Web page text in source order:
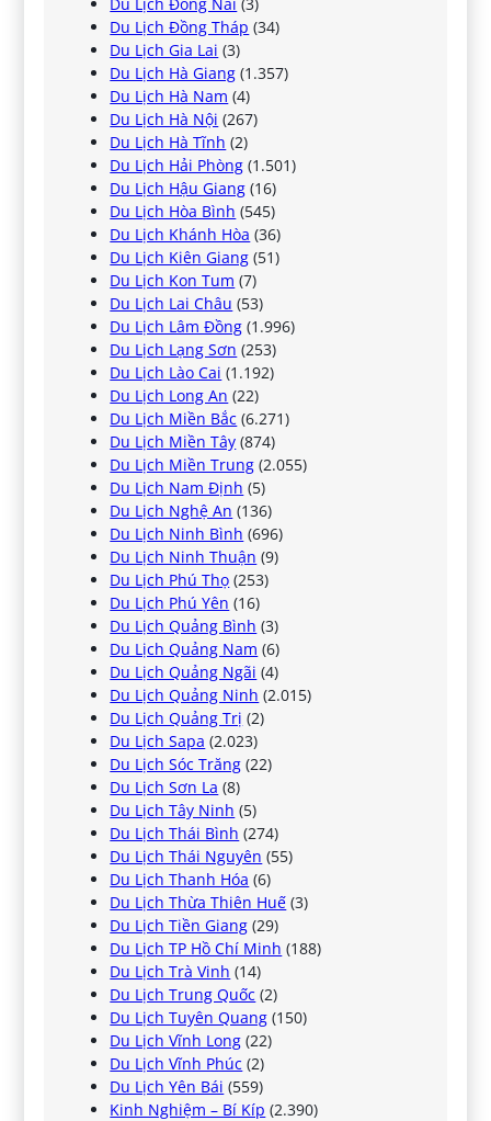
Du Lịch Đồng Tháp (34)
Du Lịch Gia Lai (3)
Du Lịch Hà Giang (1.357)
Du Lịch Hà Nam (4)
Du Lịch Hà Nội (267)
Du Lịch Hà Tĩnh (2)
Du Lịch Hải Phòng (1.501)
Du Lịch Hậu Giang (16)
Du Lịch Hòa Bình (545)
Du Lịch Khánh Hòa (36)
Du Lịch Kiên Giang (51)
Du Lịch Kon Tum (7)
Du Lịch Lai Châu (53)
Du Lịch Lâm Đồng (1.996)
Du Lịch Lạng Sơn (253)
Du Lịch Lào Cai (1.192)
Du Lịch Long An (22)
Du Lịch Miền Bắc (6.271)
Du Lịch Miền Tây (874)
Du Lịch Miền Trung (2.055)
Du Lịch Nam Định (5)
Du Lịch Nghệ An (136)
Du Lịch Ninh Bình (696)
Du Lịch Ninh Thuận (9)
Du Lịch Phú Thọ (253)
Du Lịch Phú Yên (16)
Du Lịch Quảng Bình (3)
Du Lịch Quảng Nam (6)
Du Lịch Quảng Ngãi (4)
Du Lịch Quảng Ninh (2.015)
Du Lịch Quảng Trị (2)
Du Lịch Sapa (2.023)
Du Lịch Sóc Trăng (22)
Du Lịch Sơn La (8)
Du Lịch Tây Ninh (5)
Du Lịch Thái Bình (274)
Du Lịch Thái Nguyên (55)
Du Lịch Thanh Hóa (6)
Du Lịch Thừa Thiên Huế (3)
Du Lịch Tiền Giang (29)
Du Lịch TP Hồ Chí Minh (188)
Du Lịch Trà Vinh (14)
Du Lịch Trung Quốc (2)
Du Lịch Tuyên Quang (150)
Du Lịch Vĩnh Long (22)
Du Lịch Vĩnh Phúc (2)
Du Lịch Yên Bái (559)
Kinh Nghiệm – Bí Kíp (2.390)